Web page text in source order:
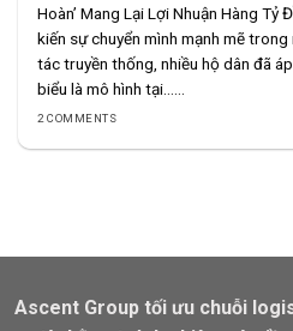
Hoàn’ Mang Lại Lợi Nhuận Hàng Tỷ
kiến sự chuyển mình mạnh mẽ
tác truyền thống, nhiều hộ dân đã
biểu là mô hình tại......
2 COMMENTS
Ascent Group tối ưu chuỗi